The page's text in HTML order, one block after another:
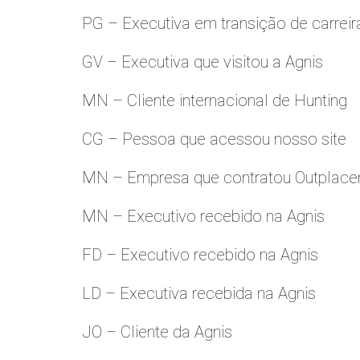
PG – Executiva em transição de
GV – Executiva que visitou a Agnis
MN – Cliente internacional de Hunting
CG – Pessoa que acessou nosso site
MN – Empresa que contratou
MN – Executivo recebido na Agnis
FD – Executivo recebido na Agnis
LD – Executiva recebida na Agnis
JO – Cliente da Agnis